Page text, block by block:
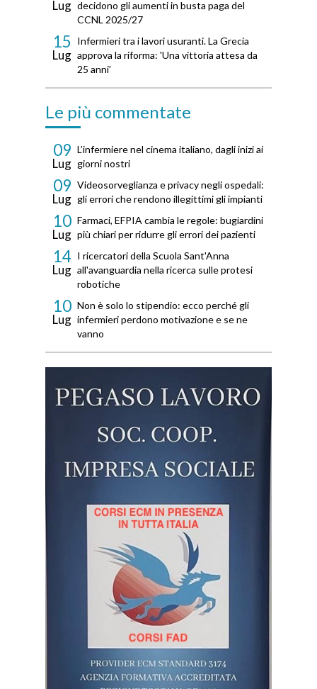
Lug decidono gli aumenti in busta paga del
CCNL 2025/27
15
Lug
Infermieri tra i lavori usuranti. La Grecia
approva la riforma: 'Una vittoria attesa da
25 anni'
Le più commentate
09
Lug
L’infermiere nel cinema italiano, dagli inizi ai
giorni nostri
09
Lug
Videosorveglianza e privacy negli ospedali:
gli errori che rendono illegittimi gli impianti
10
Lug
Farmaci, EFPIA cambia le regole: bugiardini
più chiari per ridurre gli errori dei pazienti
14
Lug
I ricercatori della Scuola Sant'Anna
all'avanguardia nella ricerca sulle protesi
robotiche
10
Lug
Non è solo lo stipendio: ecco perché gli
infermieri perdono motivazione e se ne
vanno